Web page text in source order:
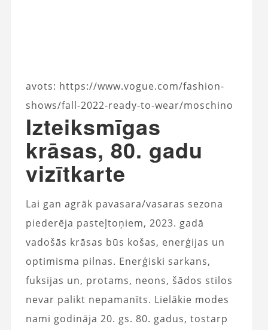
avots: https://www.vogue.com/fashion-
shows/fall-2022-ready-to-wear/moschino
Izteiksmīgas
krāsas, 80. gadu
vizītkarte
Lai gan agrāk pavasara/vasaras sezona
piederēja pasteļtoņiem, 2023. gadā
vadošās krāsas būs košas, enerģijas un
optimisma pilnas. Enerģiski sarkans,
fuksijas un, protams, neons, šādos stilos
nevar palikt nepamanīts. Lielākie modes
nami godināja 20. gs. 80. gadus, tostarp